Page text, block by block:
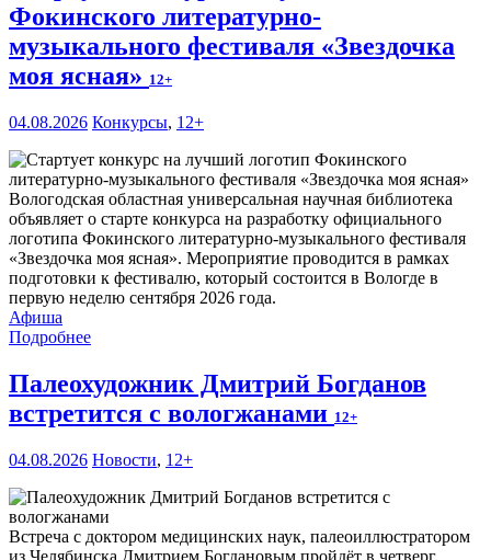
Фокинского литературно-
музыкального фестиваля «Звездочка
моя ясная» 12+
04.08.2026 Конкурсы, 12+
Вологодская областная универсальная научная библиотека
объявляет о старте конкурса на разработку официального
логотипа Фокинского литературно-музыкального фестиваля
«Звездочка моя ясная». Мероприятие проводится в рамках
подготовки к фестивалю, который состоится в Вологде в
первую неделю сентября 2026 года.
Афиша
Подробнее
Палеохудожник Дмитрий Богданов
встретится с вологжанами 12+
04.08.2026 Новости, 12+
Встреча с доктором медицинских наук, палеоиллюстратором
из Челябинска Дмитрием Богдановым пройдёт в четверг,